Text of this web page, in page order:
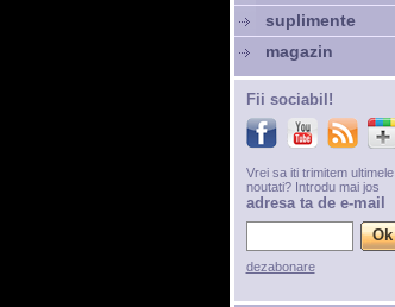
suplimente
magazin
Fii sociabil!
Vrei sa iti trimitem ultimele
noutati? Introdu mai jos
adresa ta de e-mail
dezabonare